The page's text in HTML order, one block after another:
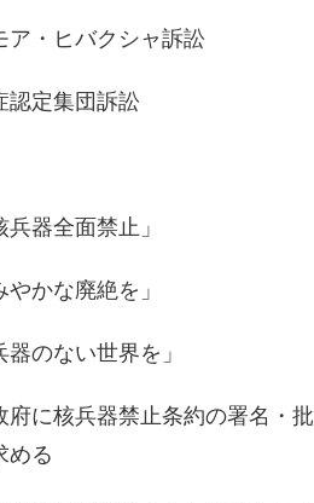
ア・ヒバクシャ訴訟
認定集団訴訟
器全面禁止」
やかな廃絶を」
器のない世界を」
府に核兵器禁止条約の署名・批
める